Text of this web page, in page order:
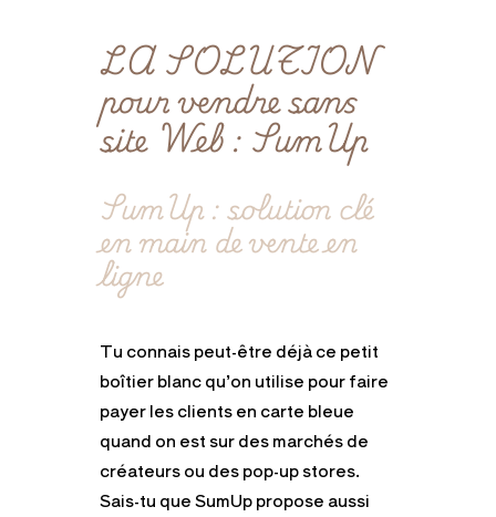
LA SOLUTION
pour vendre sans
site Web : SumUp
SumUp : solution clé
en main de vente en
ligne
Tu connais peut-être déjà ce petit
boîtier blanc qu’on utilise pour faire
payer les clients en carte bleue
quand on est sur des marchés de
créateurs ou des pop-up stores.
Sais-tu que SumUp propose aussi